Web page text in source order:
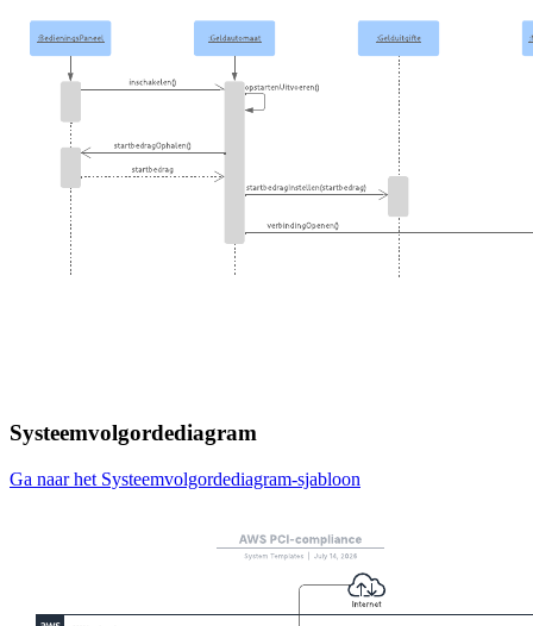
Systeemvolgordediagram
Ga naar het Systeemvolgordediagram-sjabloon